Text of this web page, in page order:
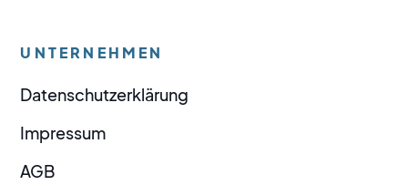
UNTERNEHMEN
Datenschutzerklärung
Impressum
AGB